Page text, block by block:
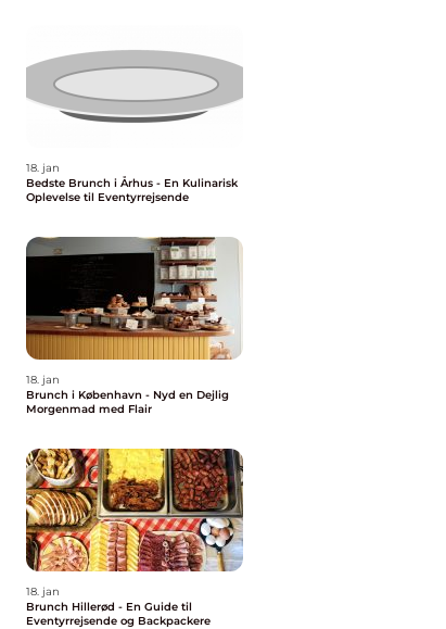
18. jan
Bedste Brunch i Århus - En Kulinarisk
Oplevelse til Eventyrrejsende
18. jan
Brunch i København - Nyd en Dejlig
Morgenmad med Flair
18. jan
Brunch Hillerød - En Guide til
Eventyrrejsende og Backpackere